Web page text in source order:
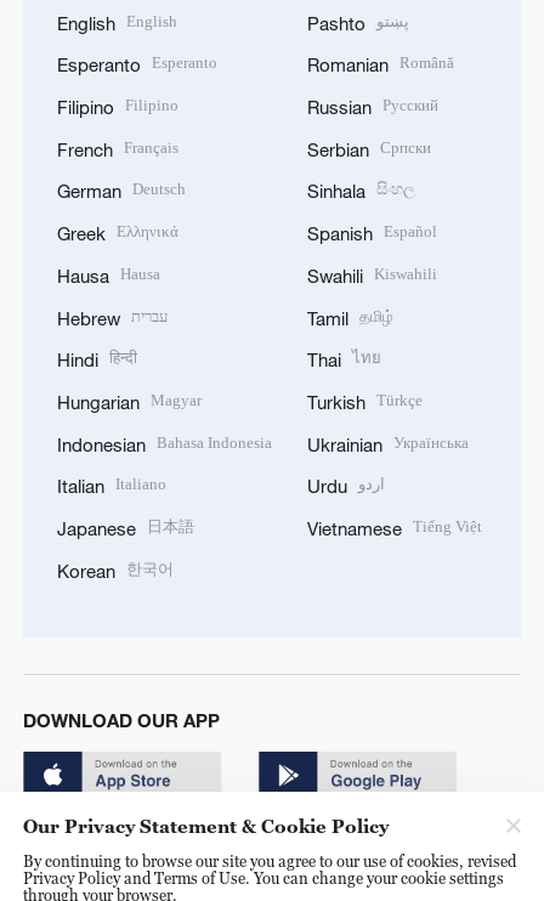
English English
Esperanto Esperanto
Filipino Filipino
French Français
German Deutsch
Greek Ελληνικά
Hausa Hausa
Hebrew עברית
Hindi हिन्दी
Hungarian Magyar
Indonesian Bahasa Indonesia
Italian Italiano
Japanese 日本語
Korean 한국어
Pashto پښتو
Romanian Română
Russian Русский
Serbian Српски
Sinhala සිංහල
Spanish Español
Swahili Kiswahili
Tamil தமிழ்
Thai ไทย
Turkish Türkçe
Ukrainian Українська
Urdu اردو
Vietnamese Tiếng Việt
DOWNLOAD OUR APP
Our Privacy Statement & Cookie Policy
By continuing to browse our site you agree to our use of cookies, revised
Privacy Policy and Terms of Use. You can change your cookie settings
through your browser.